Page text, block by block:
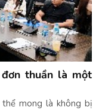
thuần là một
thể mong là không bị